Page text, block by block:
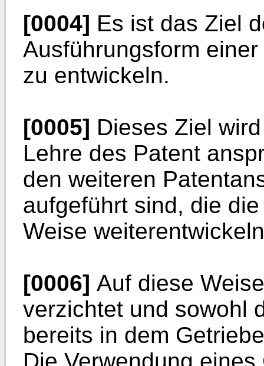
[0004] Es ist das Ziel
Ausführungsform
zu entwickeln.
[0005] Dieses Ziel
Lehre des Patent
den weiteren
aufgeführt sind, die
Weise
[0006] Auf diese
verzichtet und sowohl
bereits in dem